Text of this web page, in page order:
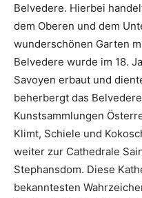
Belvedere. Hierbei
dem Oberen und dem
wunderschönen Garten
Belvedere wurde im 18.
Savoyen erbaut und
beherbergt das
Kunstsammlungen
Klimt, Schiele und
weiter zur Cathedrale
Stephansdom. Diese
bekanntesten